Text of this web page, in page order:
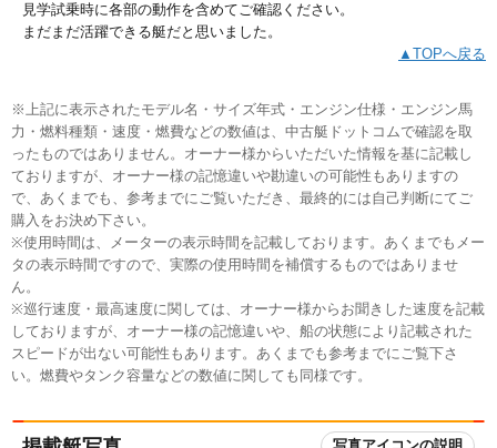
見学試乗時に各部の動作を含めてご確認ください。
まだまだ活躍できる艇だと思いました。
▲TOPへ戻る
※上記に表示されたモデル名・サイズ年式・エンジン仕様・エンジン馬
力・燃料種類・速度・燃費などの数値は、中古艇ドットコムで確認を取
ったものではありません。オーナー様からいただいた情報を基に記載し
ておりますが、オーナー様の記憶違いや勘違いの可能性もありますの
で、あくまでも、参考までにご覧いただき、最終的には自己判断にてご
購入をお決め下さい。
※使用時間は、メーターの表示時間を記載しております。あくまでもメー
タの表示時間ですので、実際の使用時間を補償するものではありませ
ん。
※巡行速度・最高速度に関しては、オーナー様からお聞きした速度を記載
しておりますが、オーナー様の記憶違いや、船の状態により記載された
スピードが出ない可能性もあります。あくまでも参考までにご覧下さ
い。燃費やタンク容量などの数値に関しても同様です。